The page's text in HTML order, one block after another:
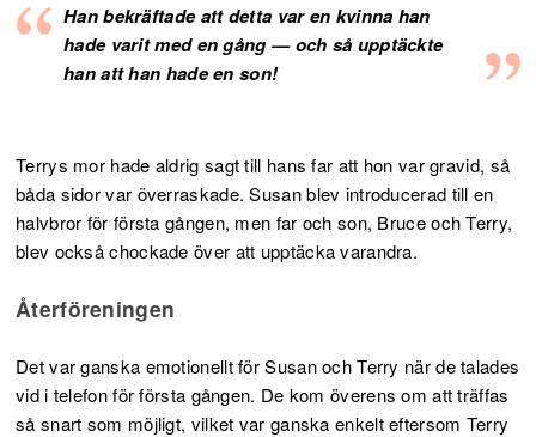
Han bekräftade att detta var en kvinna han
hade varit med en gång — och så upptäckte
han att han hade en son!
Terrys mor hade aldrig sagt till hans far att hon var gravid, så
båda sidor var överraskade. Susan blev introducerad till en
halvbror för första gången, men far och son, Bruce och Terry,
blev också chockade över att upptäcka varandra.
Återföreningen
Det var ganska emotionellt för Susan och Terry när de talades
vid i telefon för första gången. De kom överens om att träffas
så snart som möjligt, vilket var ganska enkelt eftersom Terry